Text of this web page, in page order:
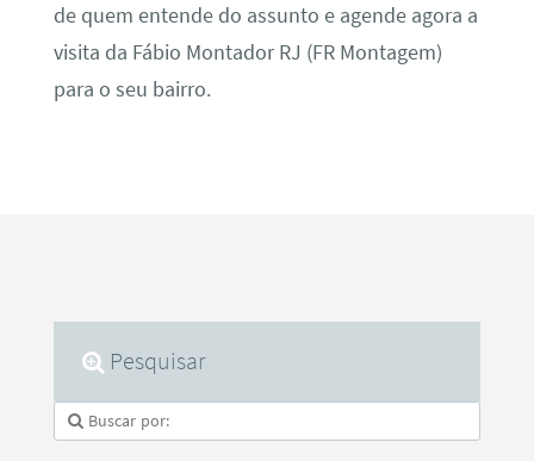
de quem entende do assunto e agende agora a
visita da Fábio Montador RJ (FR Montagem)
para o seu bairro.
Pesquisar